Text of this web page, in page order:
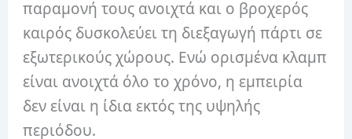
παραμονή τους ανοιχτά και ο βροχερός
καιρός δυσκολεύει τη διεξαγωγή πάρτι σε
εξωτερικούς χώρους. Ενώ ορισμένα κλαμπ
είναι ανοιχτά όλο το χρόνο, η εμπειρία
δεν είναι η ίδια εκτός της υψηλής
περιόδου.